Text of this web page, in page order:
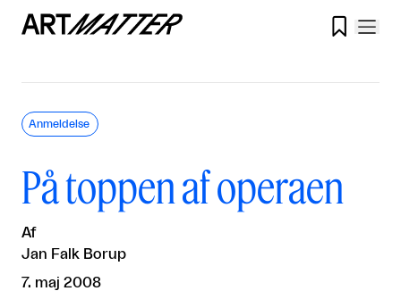

På toppen af operaen
Af
Jan Falk Borup
7. maj 2008
Anmeldelse